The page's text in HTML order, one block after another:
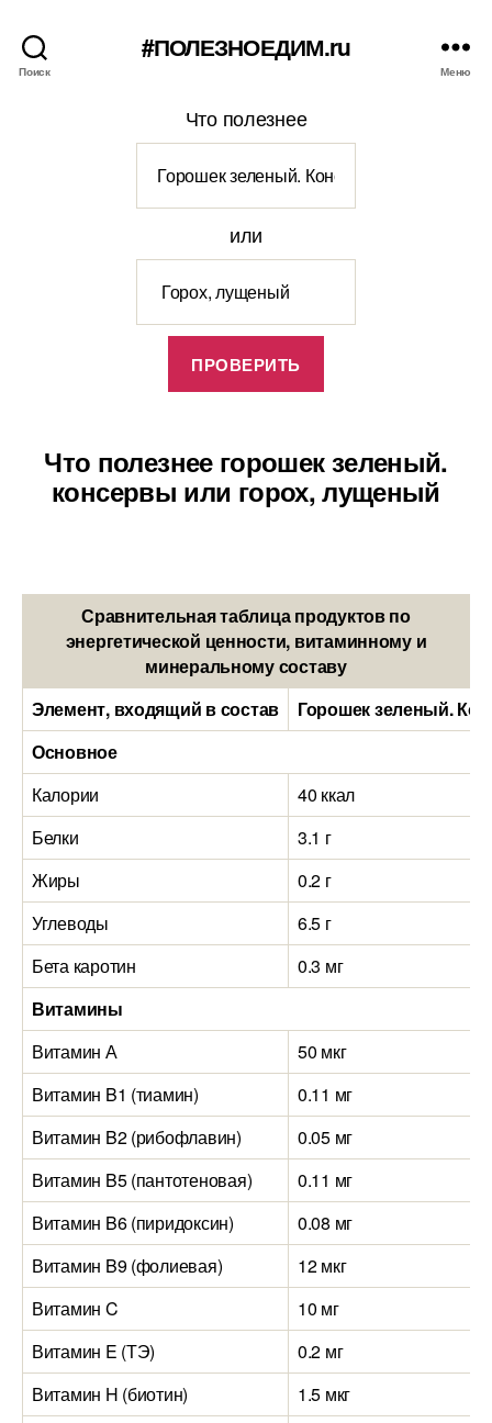
Поиск
#ПОЛЕЗНОЕДИМ.ru
Меню
Что полезнее
или
Что полезнее горошек зеленый.
консервы или горох, лущеный
Сравнительная таблица продуктов по
энергетической ценности, витаминному и
минеральному составу
Элемент, входящий в состав
Горошек зеленый.
Основное
Калории
40 ккал
Белки
3.1 г
Жиры
0.2 г
Углеводы
6.5 г
Бета каротин
0.3 мг
Витамины
Витамин А
50 мкг
Витамин B1 (тиамин)
0.11 мг
Витамин B2 (рибофлавин)
0.05 мг
Витамин B5 (пантотеновая)
0.11 мг
Витамин B6 (пиридоксин)
0.08 мг
Витамин B9 (фолиевая)
12 мкг
Витамин C
10 мг
Витамин E (ТЭ)
0.2 мг
Витамин H (биотин)
1.5 мкг